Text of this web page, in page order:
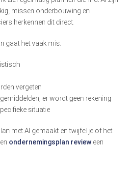
missen onderbouwing en
herkennen dit direct.
gaat het vaak mis:
vergeten
er wordt geen rekening
situatie
met AI gemaakt en twijfel je of het
ondernemingsplan review een